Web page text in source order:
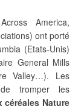
America,
ont porté
(Etats-Unis)
General Mills
Valley…). Les
de tromper les
céréales Nature